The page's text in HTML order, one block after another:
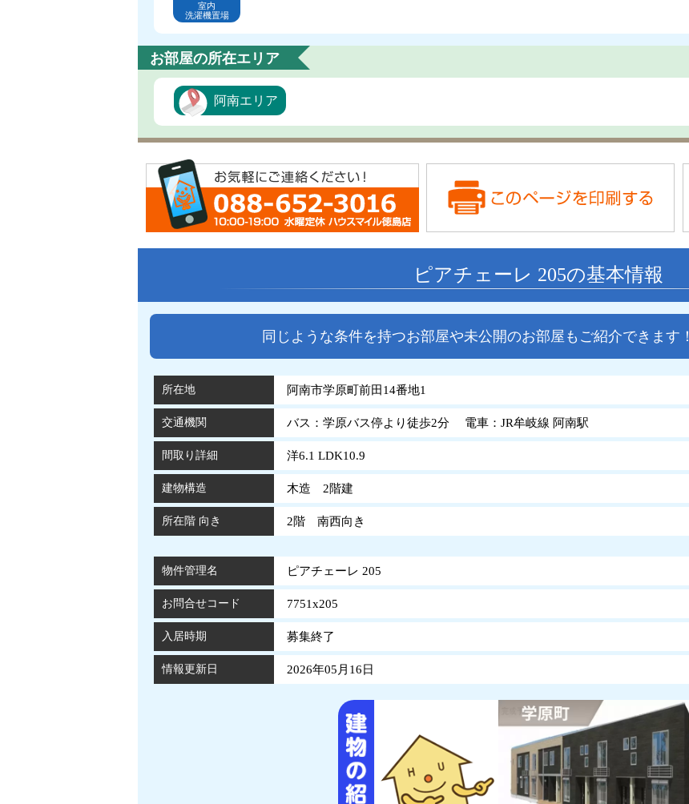
室内
洗濯機置場
お部屋の所在エリア
阿南エリア
ピアチェーレ 205の基本情報
同じような条件を持つお部屋や未公開のお部屋もご紹介できます！
所在地 阿南市学原町前田14番地1
交通機関 バス：学原バス停より徒歩2分 電車：JR牟岐線 阿南駅
間取り詳細 洋6.1 LDK10.9
建物構造 木造 2階建
所在階 向き 2階 南西向き
物件管理名 ピアチェーレ 205
お問合せコード 7751x205
入居時期 募集終了
情報更新日 2026年05月16日